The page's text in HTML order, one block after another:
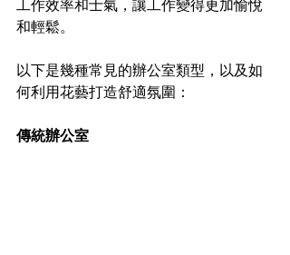
工作效率和士氣，讓工作變得更加愉悅
和輕鬆。
以下是幾種常見的辦公室類型，以及如
何利用花藝打造舒適氛圍：
傳統辦公室